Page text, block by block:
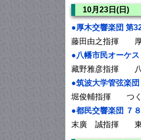
10月23日(日)
●厚木交響楽団 第
藤田由之指揮 厚
●八幡市民オーケ
藏野雅彦指揮 八
●筑波大学管弦楽
堀俊輔指揮 つく
●都民交響楽団 ７
末廣 誠指揮 東